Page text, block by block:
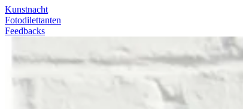
Kunstnacht
Fotodilettanten
Feedbacks